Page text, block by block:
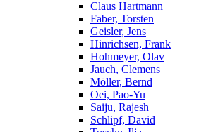
Claus Hartmann
Faber, Torsten
Geisler, Jens
Hinrichsen, Frank
Hohmeyer, Olav
Jauch, Clemens
Möller, Bernd
Oei, Pao-Yu
Saiju, Rajesh
Schlipf, David